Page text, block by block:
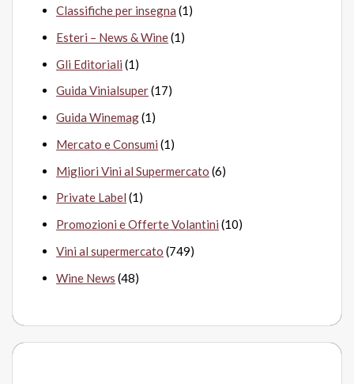
Classifiche per insegna (1)
Esteri – News & Wine(1)
Gli Editoriali (1)
Guida Vinialsuper(17)
Guida Winemag(1)
Mercato e Consumi (1)
Migliori Vini al Supermercato (6)
Private Label (1)
Promozioni e Offerte Volantini (10)
Vini al supermercato (749)
Wine News (48)